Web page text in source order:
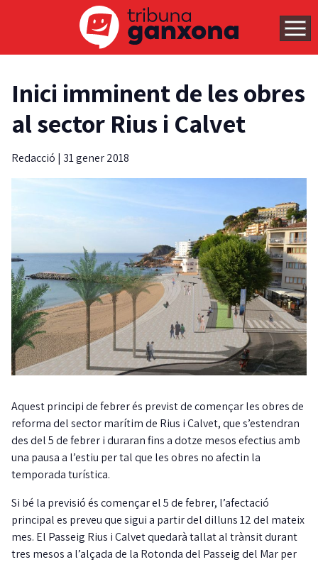
Inici imminent de les obres
al sector Rius i Calvet
Redacció | 31 gener 2018
Aquest principi de febrer és previst de començar les obres de
reforma del sector marítim de Rius i Calvet, que s’estendran
des del 5 de febrer i duraran fins a dotze mesos efectius amb
una pausa a l’estiu per tal que les obres no afectin la
temporada turística.
Si bé la previsió és començar el 5 de febrer, l’afectació
principal es preveu que sigui a partir del dilluns 12 del mateix
mes. El Passeig Rius i Calvet quedarà tallat al trànsit durant
tres mesos a l’alçada de la Rotonda del Passeig del Mar per